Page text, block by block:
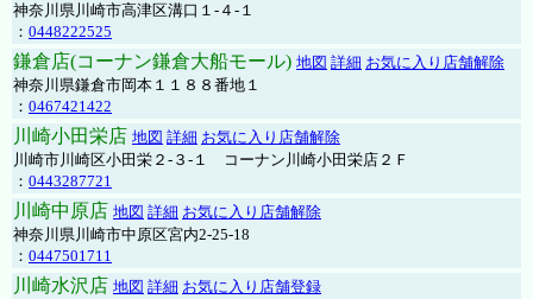
神奈川県川崎市高津区溝口１-４-１
： 0448222525
鎌倉店(コーナン鎌倉大船モール) 地図 詳細 お気に入り店舗解除
神奈川県鎌倉市岡本１１８８番地１
： 0467421422
川崎小田栄店 地図 詳細 お気に入り店舗解除
川崎市川崎区小田栄２‐３‐１ コーナン川崎小田栄店２Ｆ
： 0443287721
川崎中原店 地図 詳細 お気に入り店舗解除
神奈川県川崎市中原区宮内2-25-18
： 0447501711
川崎水沢店 地図 詳細 お気に入り店舗登録